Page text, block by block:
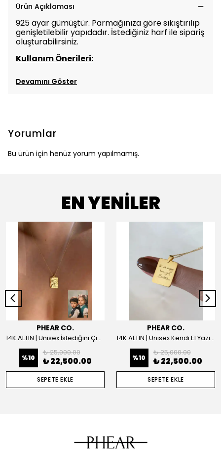
Ürün Açıklaması
925 ayar gümüştür. Parmağınıza göre sıkıştırılıp
genişletilebilir yapıdadır. İstediğiniz harf ile sipariş
oluşturabilirsiniz.
Kullanım Önerileri:
Devamını Göster
Yorumlar
Bu ürün için henüz yorum yapılmamış.
EN YENİLER
PHEAR CO.
14K ALTIN | Unisex İstediğini Çizdir Kolye
%10
₺ 25,000.00
₺ 22,500.00
SEPETE EKLE
PHEAR CO.
14K ALTIN | Unisex Kendi El Yazın ile İstediğini Yazdır Plaka Kolye
%10
₺ 25,000.00
₺ 22,500.00
SEPETE EKLE